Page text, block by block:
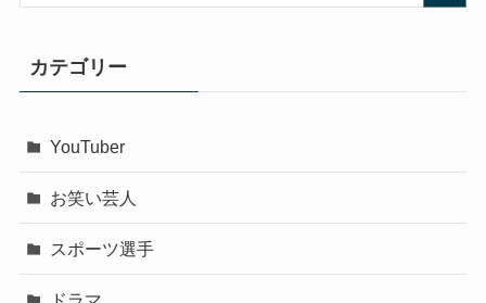
カテゴリー
YouTuber
お笑い芸人
スポーツ選手